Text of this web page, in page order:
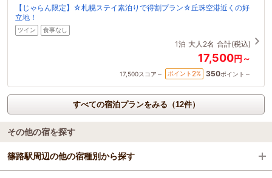
【じゃらん限定】☆札幌ステイ素泊りで得割プラン☆丘珠空港近くの好
立地！
ツイン 食事なし
1泊 大人2名 合計(税込)
17,500円～
17,500スコア～ ポイント 2% 350ポイント～
すべての宿泊プランをみる（12件）
その他の宿を探す
篠路駅周辺の他の宿種別から探す